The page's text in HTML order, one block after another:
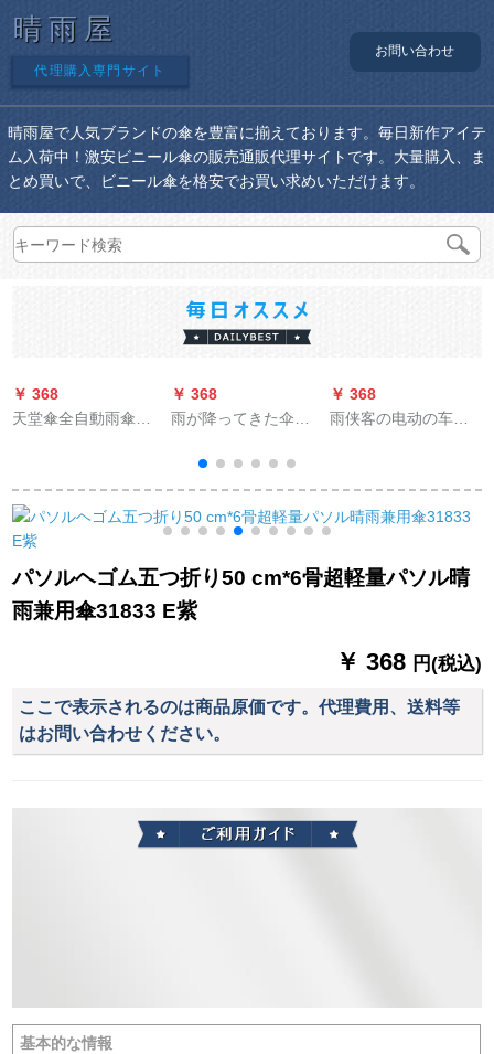
晴雨屋
代理購入専門サイト
お問い合わせ
晴雨屋で人気ブランドの傘を豊富に揃えております。毎日新作アイテ
ム入荷中！激安ビニール傘の販売通販代理サイトです。大量購入、ま
とめ買いで、ビニール傘を格安でお買い求めいただけます。
￥ 368
天堂傘全自動雨傘男
学生の晴雨両用男性
用ビギネ折りたみ傘
10本の骨を使って、
印字が傘を広告する
可能性があります。
￥ 368
雨が降ってきた伞の
ネスを増量してロゴ
を印刷して自动的に2
人を风と雨を防ぐこ
とを强化します。
￥ 368
雨侠客の电动の车の
かりのガスクの防风
の自転车は更に厚い
シングルスです。
パソルヘゴム五つ折り50 cm*6骨超軽量パソル晴
雨兼用傘31833 E紫
￥ 368 円(税込)
ここで表示されるのは商品原価です。代理費用、送料等
はお問い合わせください。
基本的な情報